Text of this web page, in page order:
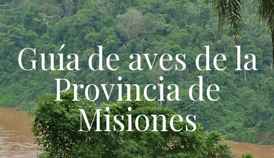
Skip to content
Guía de aves de la
Provincia de
Misiones